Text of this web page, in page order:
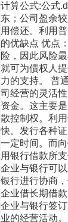
计算公式:公式
东；公司盈余
用偿还。利用
的优缺点 优点
险，因此风险
就可为债权人
力的支持。 普
司经营的灵活
资金。这主要
散控制权。利
快。发行各种
一定时间。而
用银行借款所
企业与银行可
银行进行协商
企业借长期借
企业与银行签
业的经营活动